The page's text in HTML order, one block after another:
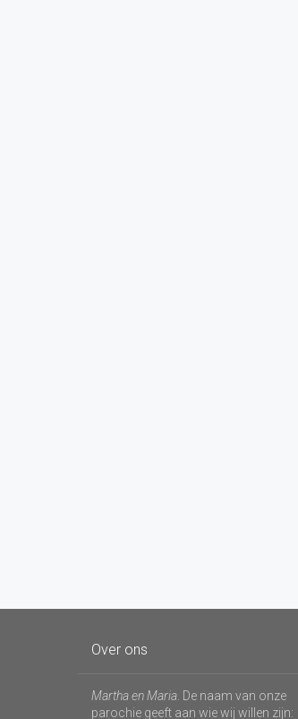
Over ons
Martha en Maria . De naam van onze
parochie geeft aan wie wij willen zijn: